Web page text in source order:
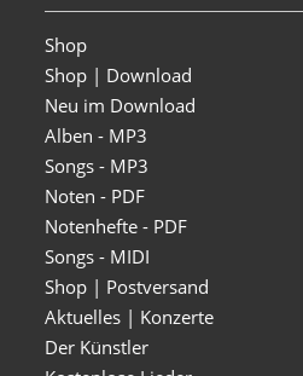
Shop
Shop | Download
Neu im Download
Alben - MP3
Songs - MP3
Noten - PDF
Notenhefte - PDF
Songs - MIDI
Shop | Postversand
Aktuelles | Konzerte
Der Künstler